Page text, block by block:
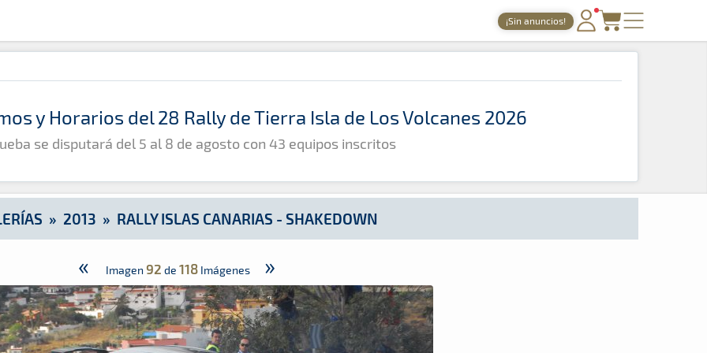
¡Sin anuncios!
PORTADA
TIEMPOS ONLINE
GALERÍAS
ARCHIVO
y Horarios del 28 Rally de Tierra Isla de Los Volcanes 2026
se disputará del 5 al 8 de agosto con 43 equipos inscritos
» 2013 » RALLY ISLAS CANARIAS - SHAKEDOWN
« Imagen 92 de 118 Imágenes »